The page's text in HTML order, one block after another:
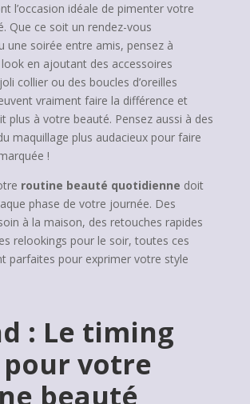
l’occasion idéale de pimenter votre
Que ce soit un rendez-vous
une soirée entre amis, pensez à
en ajoutant des accessoires
collier ou des boucles d’oreilles
vraiment faire la différence et
plus à votre beauté. Pensez aussi à des
maquillage plus audacieux pour faire
!
routine beauté quotidienne doit
phase de votre journée. Des
à la maison, des retouches rapides
relookings pour le soir, toutes ces
parfaites pour exprimer votre style
: Le timing
votre
beauté